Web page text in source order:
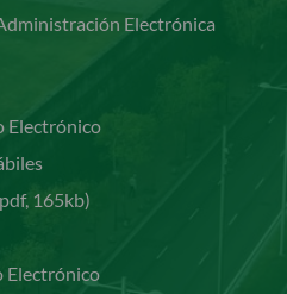
Electrónica
Electrónico
165kb)
Electrónico